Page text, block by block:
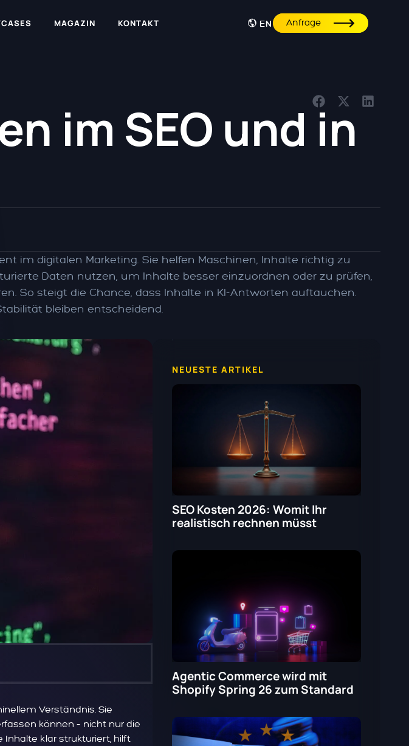
MAGAZIN KONTAKT EN Anfrage
im SEO und in
im digitalen Marketing. Sie helfen Maschinen, Inhalte richtig zu
Daten nutzen, um Inhalte besser einzuordnen oder zu prüfen,
So steigt die Chance, dass Inhalte in KI-Antworten auftauchen.
bleiben entscheidend.
Verständnis. Sie
können – nicht nur die
klar strukturiert, hilft
NEUESTE ARTIKEL
SEO Kosten 2026: Womit Ihr
realistisch rechnen müsst
Agentic Commerce wird mit
Shopify Spring 26 zum Standard